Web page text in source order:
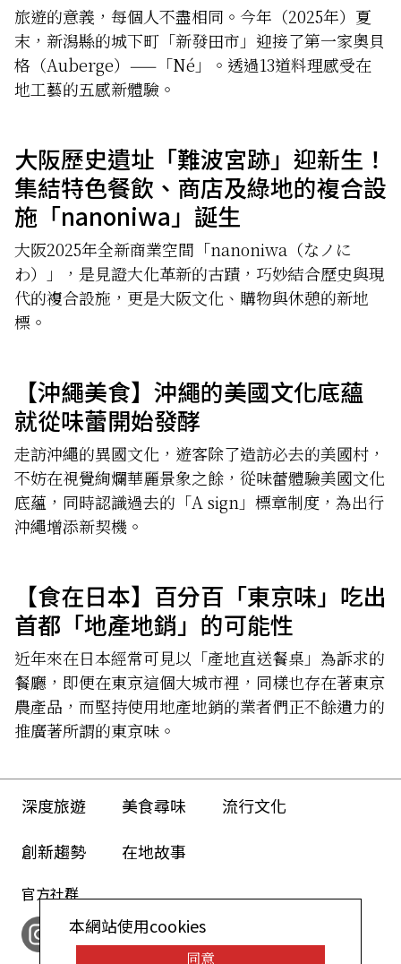
旅遊的意義，每個人不盡相同。今年（2025年）夏
末，新潟縣的城下町「新發田市」迎接了第一家奧貝
格（Auberge）——「Né」。透過13道料理感受在
地工藝的五感新體驗。
大阪歷史遺址「難波宮跡」迎新生！
集結特色餐飲、商店及綠地的複合設
施「nanoniwa」誕生
大阪2025年全新商業空間「nanoniwa（なノに
わ）」，是見證大化革新的古蹟，巧妙結合歷史與現
代的複合設施，更是大阪文化、購物與休憩的新地
標。
【沖繩美食】沖繩的美國文化底蘊
就從味蕾開始發酵
走訪沖繩的異國文化，遊客除了造訪必去的美國村，
不妨在視覺絢爛華麗景象之餘，從味蕾體驗美國文化
底蘊，同時認識過去的「A sign」標章制度，為出行
沖繩增添新契機。
【食在日本】百分百「東京味」吃出
首都「地產地銷」的可能性
近年來在日本經常可見以「產地直送餐桌」為訴求的
餐廳，即便在東京這個大城市裡，同樣也存在著東京
農產品，而堅持使用地產地銷的業者們正不餘遺力的
推廣著所謂的東京味。
深度旅遊 美食尋味
流行文化
創新趨勢
在地故事
官方社群
本網站使用cookies
同意